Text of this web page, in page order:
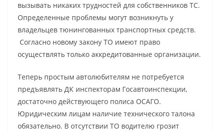
вызывать никаких трудностей для собственников ТС.
Определенные проблемы могут возникнуть у
владельцев тюнингованных транспортных средств.
Согласно новому закону ТО имеют право
осуществлять только аккредитованные организации.
Теперь простым автолюбителям не потребуется
предъявлять ДК инспекторам Госавтоинспекции,
достаточно действующего полиса ОСАГО.
Юридическим лицам наличие технического талона
обязательно. В отсутствии ТО водителю грозит